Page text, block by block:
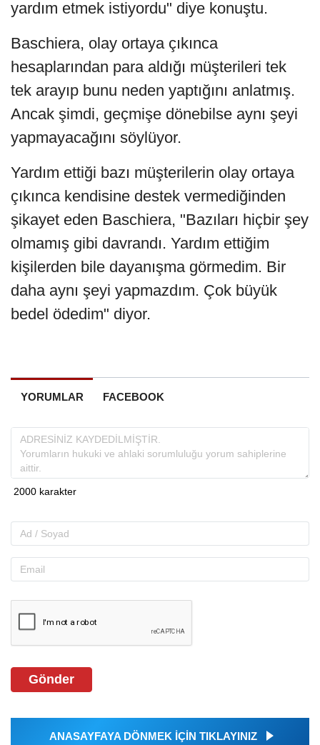
yardım etmek istiyordu" diye konuştu.
Baschiera, olay ortaya çıkınca
hesaplarından para aldığı müşterileri tek
tek arayıp bunu neden yaptığını anlatmış.
Ancak şimdi, geçmişe dönebilse aynı şeyi
yapmayacağını söylüyor.
Yardım ettiği bazı müşterilerin olay ortaya
çıkınca kendisine destek vermediğinden
şikayet eden Baschiera, "Bazıları hiçbir şey
olmamış gibi davrandı. Yardım ettiğim
kişilerden bile dayanışma görmedim. Bir
daha aynı şeyi yapmazdım. Çok büyük
bedel ödedim" diyor.
YORUMLAR FACEBOOK
Gönder
ANASAYFAYA DÖNMEK İÇİN TIKLAYINIZ